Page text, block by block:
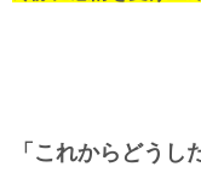
「これからどう